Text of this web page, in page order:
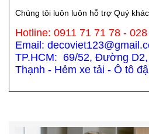
Chúng tôi luôn luôn hỗ trợ Quý
Hotline: 0911 71 71 78 -
Email:
TP.HCM: 69/52, Đường D2,
Thạnh - Hẻm xe tải - Ô tô